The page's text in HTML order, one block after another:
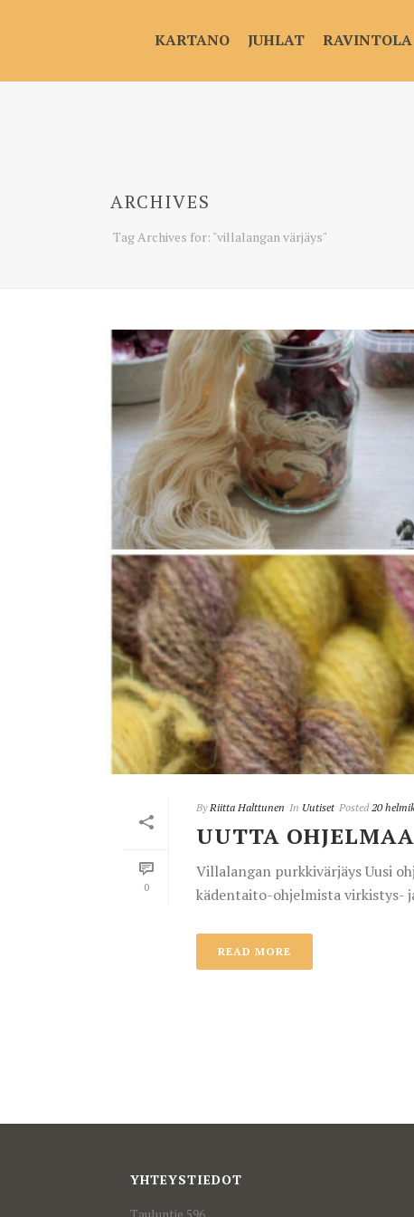
KARTANO JUHLAT RAVINTOLA
ARCHIVES
Tag Archives for: "villalangan värjäys"
0
By Riitta Halttunen In Uutiset Posted 20
UUTTA
Villalangan purkkivärjäys Uusi
kädentaito-ohjelmista virkistys-
READ MORE
YHTEYSTIEDOT
Tauluntie 596